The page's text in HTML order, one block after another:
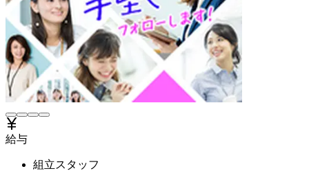
給与
組立スタッフ